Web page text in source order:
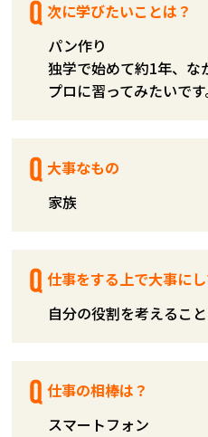
次に学びたいことは？
パン作り
独学で始めて約1年、な
プロに習ってみたいです
大事なもの
家族
仕事をする上で大事に
自分の役割を考えること
仕事の相棒は？
スマートフォン